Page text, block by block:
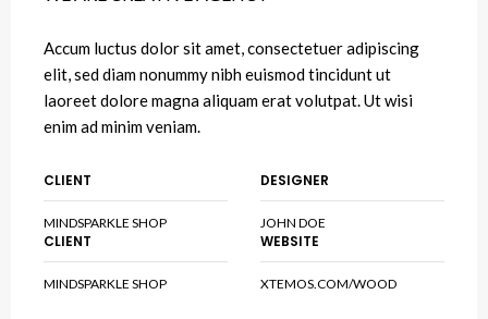
Accum luctus dolor sit amet, consectetuer adipiscing
elit, sed diam nonummy nibh euismod tincidunt ut
laoreet dolore magna aliquam erat volutpat. Ut wisi
enim ad minim veniam.
CLIENT
MINDSPARKLE SHOP
DESIGNER
JOHN DOE
CLIENT
MINDSPARKLE SHOP
WEBSITE
XTEMOS.COM/WOOD